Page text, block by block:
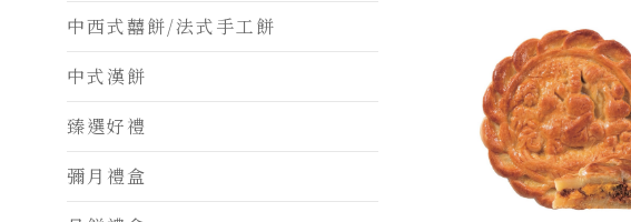
中西式囍餅/法式手工餅
中式漢餅
臻選好禮
彌月禮盒